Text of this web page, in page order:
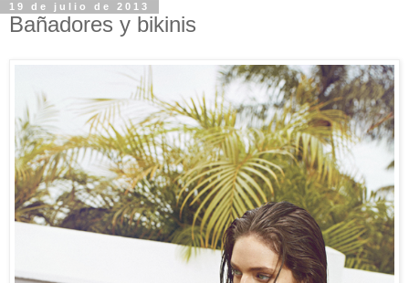
19 de julio de 2013
Bañadores y bikinis